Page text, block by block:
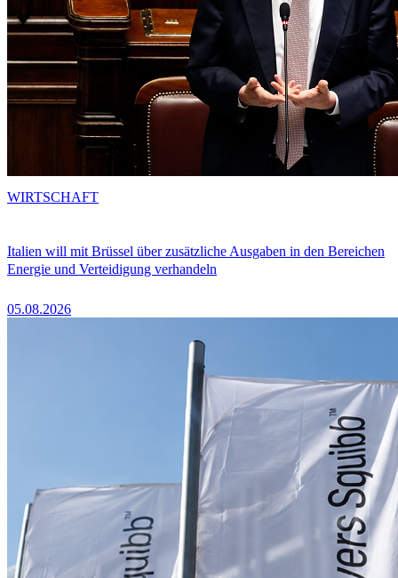
Italien will mit Brüssel über zusätzliche Ausgaben in den Bereichen
Energie und Verteidigung verhandeln
05.08.2026
WIRTSCHAFT